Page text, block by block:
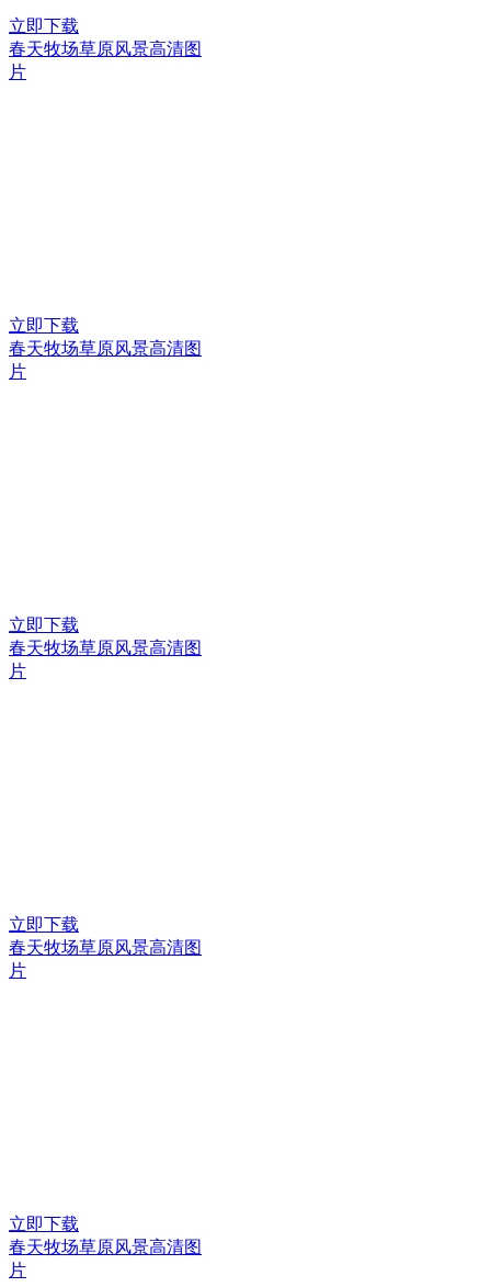
立即下载
春天牧场草原风景高清图
片
立即下载
春天牧场草原风景高清图
片
立即下载
春天牧场草原风景高清图
片
立即下载
春天牧场草原风景高清图
片
立即下载
春天牧场草原风景高清图
片